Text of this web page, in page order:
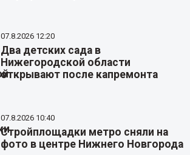
07.8.2026 12:20
Два детских сада в
Нижегородской области
открывают после капремонта
07.8.2026 10:40
Стройплощадки метро сняли на
фото в центре Нижнего Новгорода